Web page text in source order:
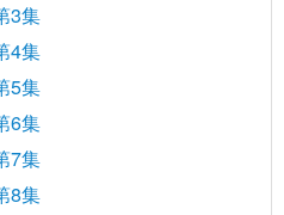
3集
4集
5集
6集
7集
8集